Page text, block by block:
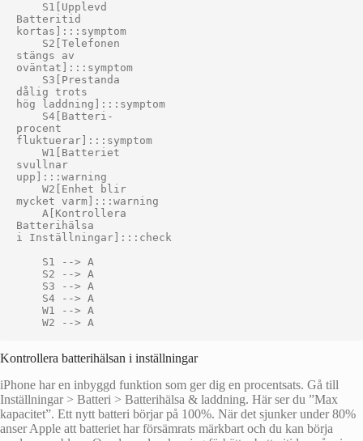
    S1[Upplevd
Batteritid
kortas]:::symptom
    S2[Telefonen
stängs av
oväntat]:::symptom
    S3[Prestanda
dålig trots
hög laddning]:::symptom
    S4[Batteri-
procent
fluktuerar]:::symptom
    W1[Batteriet
svullnar
upp]:::warning
    W2[Enhet blir
mycket varm]:::warning
    A[Kontrollera
Batterihälsa
i Inställningar]:::check
    S1 --> A
    S2 --> A
    S3 --> A
    S4 --> A
    W1 --> A
Kontrollera batterihälsan i inställningar
iPhone har en inbyggd funktion som ger dig en procentsats. Gå till
Inställningar > Batteri > Batterihälsa & laddning. Här ser du ”Max
kapacitet”. Ett nytt batteri börjar på 100%. När det sjunker under 80%
anser Apple att batteriet har försämrats märkbart och du kan börja